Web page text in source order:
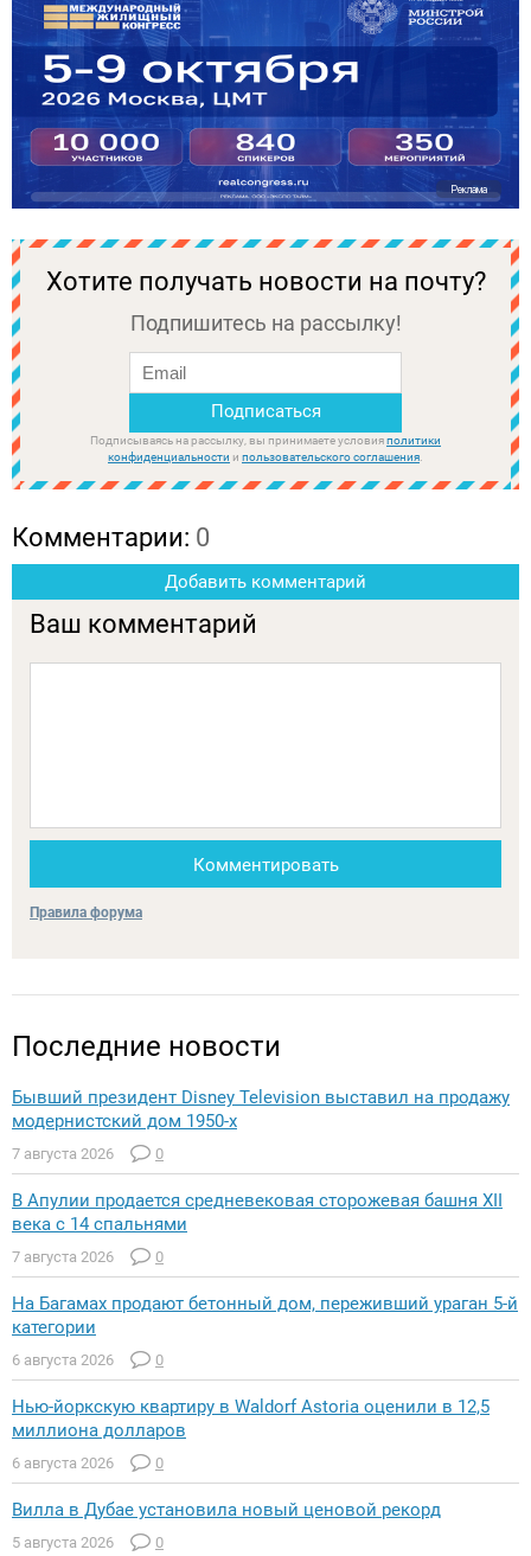
Реклама
Хотите получать новости на почту?
Подпишитесь на рассылку!
Подписываясь на рассылку, вы принимаете условияполитики
конфиденциальности и пользовательского соглашения
Комментарии: 0
Добавить комментарий
Ваш комментарий
Комментировать
Правила форума
Последние новости
Бывший президент Disney Television выставил на продажу
модернистский дом 1950-х
7 августа 2026 0
В Апулии продается средневековая сторожевая башня XII
века с 14 спальнями
7 августа 2026 0
На Багамах продают бетонный дом, переживший ураган 5-й
категории
6 августа 2026 0
Нью-йоркскую квартиру в Waldorf Astoria оценили в 12,5
миллиона долларов
6 августа 2026 0
Вилла в Дубае установила новый ценовой рекорд
5 августа 2026 0